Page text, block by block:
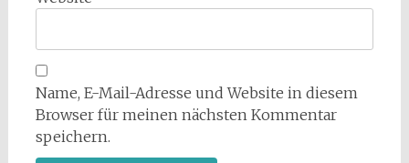
Name, E-Mail-Adresse und Website in diesem
Browser für meinen nächsten Kommentar
speichern.